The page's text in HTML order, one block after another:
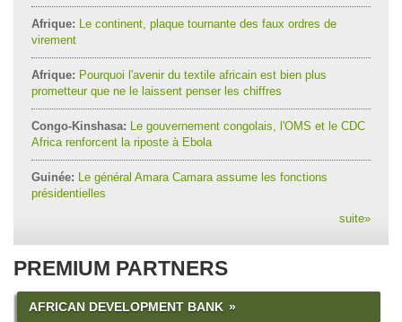
Afrique: Le continent, plaque tournante des faux ordres de
virement
Afrique: Pourquoi l'avenir du textile africain est bien plus
prometteur que ne le laissent penser les chiffres
Congo-Kinshasa: Le gouvernement congolais, l'OMS et le CDC
Africa renforcent la riposte à Ebola
Guinée: Le général Amara Camara assume les fonctions
présidentielles
suite»
PREMIUM PARTNERS
AFRICAN DEVELOPMENT BANK